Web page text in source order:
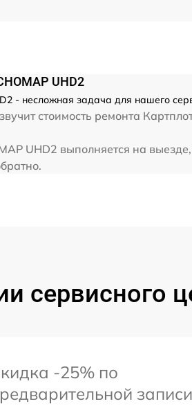
UHD2
- несложная задача для нашего
стоимость ремонта
UHD2 выполняется на
сервисного
-25% по
записи